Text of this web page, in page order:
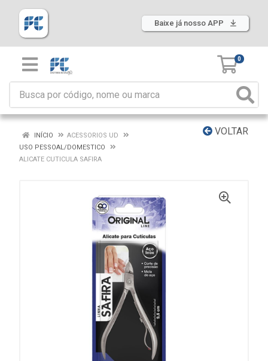
Baixe já nosso APP
0
VOLTAR
INÍCIO
ACESSORIOS UD
USO PESSOAL/DOMESTICO
ALICATE CUTICULA SAFIRA